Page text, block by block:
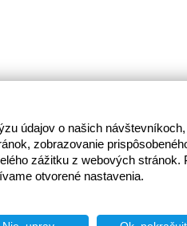
údajov o našich
zobrazovanie
zážitku z webových stránok.
otvorené nastavenia.